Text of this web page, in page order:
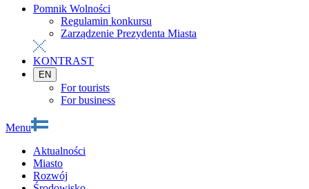
Pomnik Wolności
Regulamin konkursu
Zarządzenie Prezydenta Miasta
KONTRAST
EN
For tourists
For business
Menu
Aktualności
Miasto
Rozwój